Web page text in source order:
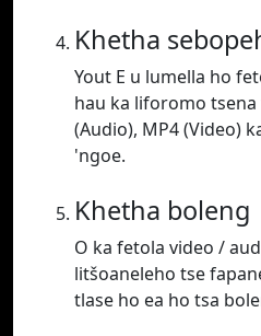
Khetha
Yout E u lumella ho
hau ka liforomo tsena
(Audio), MP4 (Video)
'ngoe.
Khetha boleng
O ka fetola video /
litšoaneleho tse
tlase ho ea ho tsa